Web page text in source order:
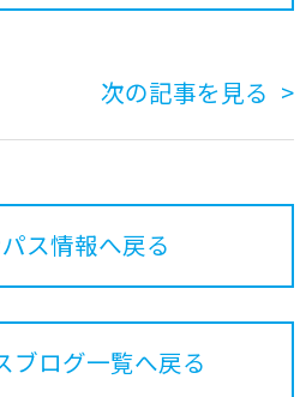
次の記事を見る
ス情報へ戻る
ブログ一覧へ戻る